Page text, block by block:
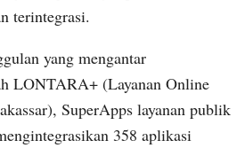
terintegrasi.
yang mengantar
LONTARA+ (Layanan Online
SuperApps layanan publik
358 aplikasi